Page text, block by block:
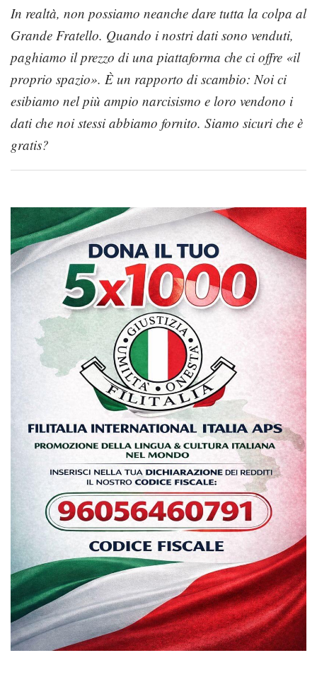
In realtà, non possiamo neanche dare tutta la colpa al
Grande Fratello. Quando i nostri dati sono venduti,
paghiamo il prezzo di una piattaforma che ci offre «il
proprio spazio». È un rapporto di scambio: Noi ci
esibiamo nel più ampio narcisismo e loro vendono i
dati che noi stessi abbiamo fornito. Siamo sicuri che è
gratis?